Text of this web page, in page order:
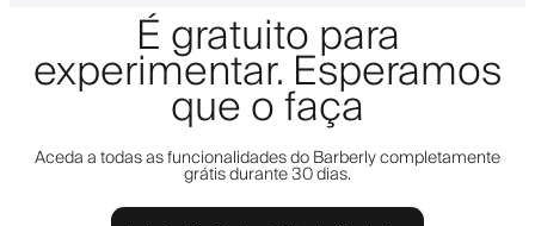
É gratuito para
experimentar. Esperamos
que o faça
Aceda a todas as funcionalidades do Barberly completamente
grátis durante 30 dias.